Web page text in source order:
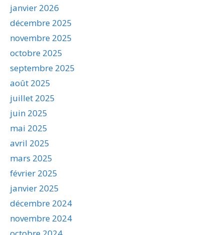
janvier 2026
décembre 2025
novembre 2025
octobre 2025
septembre 2025
août 2025
juillet 2025
juin 2025
mai 2025
avril 2025
mars 2025
février 2025
janvier 2025
décembre 2024
novembre 2024